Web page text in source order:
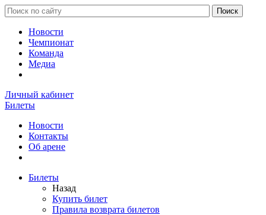
Новости
Чемпионат
Команда
Медиа
Личный кабинет
Билеты
Новости
Контакты
Об арене
Билеты
Назад
Купить билет
Правила возврата билетов